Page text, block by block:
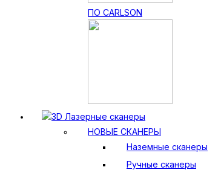
ПО CARLSON
3D Лазерные сканеры
НОВЫЕ СКАНЕРЫ
Наземные сканеры
Ручные сканеры